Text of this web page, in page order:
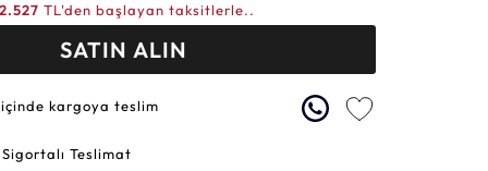
TL'den başlayan taksitlerle..
SATIN ALIN
kargoya teslim
Teslimat